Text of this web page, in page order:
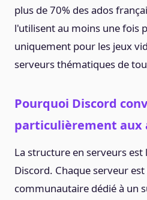
plus de 70% des ados
l'utilisent au moins une fois
uniquement pour les jeux
serveurs thématiques de
Pourquoi Discord
particulièrement aux
La structure en serveurs
Discord. Chaque serveur est
communautaire dédié à un